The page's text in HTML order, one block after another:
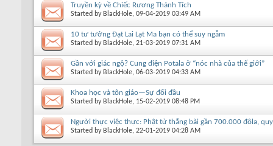
Truyền kỳ về Chiếc Rương Thánh Tích
Started by BlackHole, 09-04-2019 03:49 AM
10 tư tưởng Đạt Lai Lạt Ma bạn có thể suy ngẫm
Started by BlackHole, 21-03-2019 07:31 AM
Gần với giác ngộ? Cung điện Potala ở “nóc nhà của thế giới”
Started by BlackHole, 06-03-2019 04:33 AM
Khoa học và tôn giáo—Sự đối đầu
Started by BlackHole, 15-02-2019 08:48 PM
Người thực việc thực: Phật tử thắng bài gần 700.000 đôla,
Started by BlackHole, 22-01-2019 04:28 AM